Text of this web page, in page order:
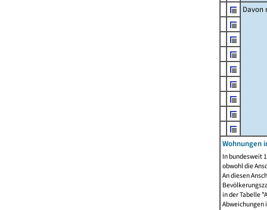
Davon
Wohnungen
In bundesweit
obwohl die
An diesen
in der Tabelle
Abweichungen